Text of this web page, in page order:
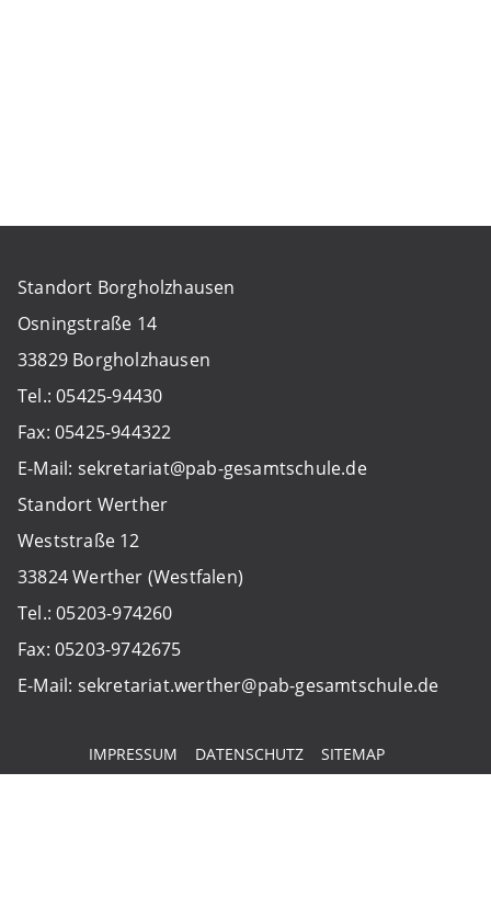
Standort Borgholzhausen
Osningstraße 14
33829 Borgholzhausen
Tel.: 05425-94430
Fax: 05425-944322
E-Mail: sekretariat@pab-gesamtschule.de
Standort Werther
Weststraße 12
33824 Werther (Westfalen)
Tel.: 05203-974260
Fax: 05203-9742675
E-Mail: sekretariat.werther@pab-gesamtschule.de
IMPRESSUM DATENSCHUTZ SITEMAP